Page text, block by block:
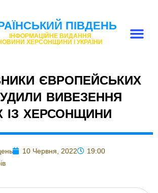
ПІВДЕНЬ
ІНФОРМАЦІЙНЕ ВИДАННЯ
ХЕРСОНЩИНИ І УКРАЇНИ
ЄВРОПЕЙСЬКИХ
ВИВЕЗЕННЯ
ІЗ ХЕРСОНЩИНИ
10 Червня, 2022
19:00